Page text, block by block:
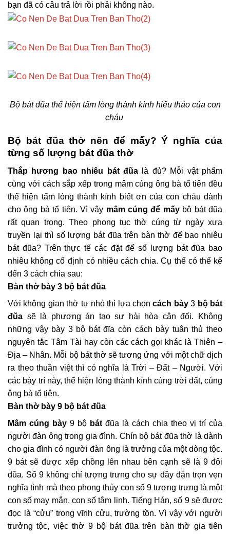
bạn đã có câu trả lời rồi phải không nào.
Bộ bát đũa thể hiện tấm lòng thành kính hiếu thảo của con
cháu
Bộ bát đũa thờ nên để mấy? Ý nghĩa của
từng số lượng bát đũa thờ
Thắp hương bao nhiêu bát đũa
là đủ? Mỗi vật phẩm
cùng với cách sắp xếp trong mâm cúng ông bà tổ tiên đều
thể hiện tấm lòng thành kính biết ơn của con cháu dành
cho ông bà tổ tiên. Vì vậy mâm cúng để mấy bộ bát đũa
rất quan trọng. Theo phong tục thờ cúng từ ngày xưa
truyền lại thì số lượng bát đũa trên bàn thờ để bao nhiêu
bát đũa? Trên thực tế các đặt để số lượng bát đũa bao
nhiêu không cố định có nhiều cách chia. Cụ thể có thể kể
đến 3 cách chia sau:
Bàn thờ bày 3 bộ bát đũa
Với không gian thờ tự nhỏ thì lựa chọncách bày3 bộ bát
đũa sẽ là phương án tạo sự hài hòa cân đối. Không
những vậy bày 3 bộ bát đĩa còn cách bày tuân thủ theo
nguyên tắc Tâm Tài hay còn các cách gọi khác là Thiên –
Địa – Nhân. Mỗi bộ bát thờ sẽ tương ứng với một chữ dịch
ra theo thuần việt thì có nghĩa là Trời – Đất – Người. Với
các bày trí này, thể hiện lòng thành kính cúng trời đất, cúng
ông bà tổ tiên.
Bàn thờ bày 9 bộ bát đũa
Mâm cúng bày 9 bộ bát đũa là cách chia theo vị trí của
người đàn ông trong gia đình. Chín bộ bát đũa thờ là dành
cho gia đình có người đàn ông là trưởng của một dòng tộc.
9 bát sẽ được xếp chồng lên nhau bên cạnh sẽ là 9 đôi
đũa. Số 9 không chỉ tượng trưng cho sự đầy đặn trọn vẹn
nghĩa tình mà theo phong thủy con số 9 tượng trưng là một
con số may mắn, con số tâm linh. Tiếng Hán, số 9 sẽ được
đọc là “cửu” trong vĩnh cửu, trường tồn. Vì vậy với người
trưởng tộc, việc thờ 9 bộ bát đũa trên bàn thờ gia tiên